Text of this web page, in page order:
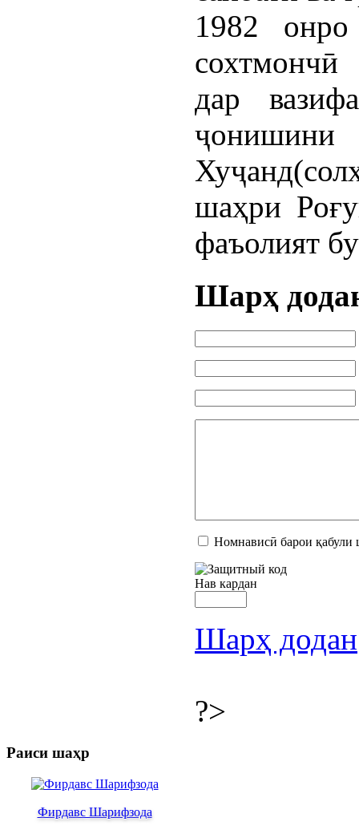
1982
дар
шаҳри
фаъолият
Шарҳ
Номнависӣ барои қабули
Нав кардан
Шарҳ додан
?>
Раиси шаҳр
Фирдавс Шарифзода